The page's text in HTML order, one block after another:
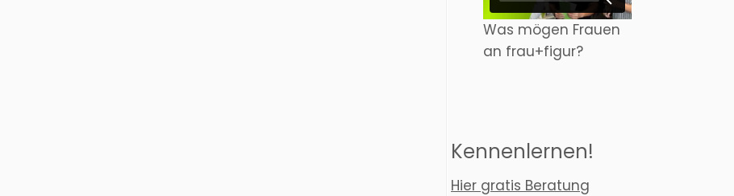
Was mögen Frauen
an frau+figur?
Kennenlernen!
Hier gratis Beratung